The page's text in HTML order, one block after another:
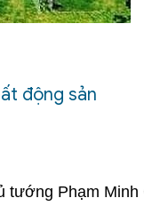
động sản
tướng Phạm Minh